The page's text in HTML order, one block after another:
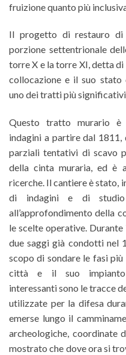
fruizione quanto più
Il progetto di restauro di
porzione settentrionale
torre X e la torre XI, detta
collocazione e il suo stato
uno dei tratti più
Questo tratto murario è
indagini a partire dal
parziali tentativi di scavo
della cinta muraria, ed è
ricerche. Il cantiere è stato,
di indagini e di
all’approfondimento della
le scelte operative.
due saggi già condotti nel
scopo di sondare le fasi
città e il suo impianto
interessanti sono le tracce
utilizzate per la difesa
emerse lungo il
archeologiche, coordinate
mostrato che dove ora si